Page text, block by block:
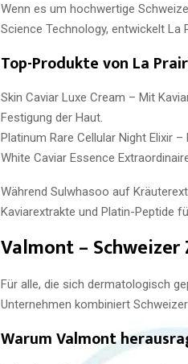
Wenn es um hochwertige
Science Technology, entwickelt La
Top-Produkte von La
Skin Caviar Luxe Cream – Mit
Festigung der Haut.
Platinum Rare Cellular Night Elixir
White Caviar Essence
Während Sulwhasoo auf
Kaviarextrakte und Platin-Peptide
Valmont –
Für alle, die sich dermatologisch
Unternehmen kombiniert
Warum Valmont